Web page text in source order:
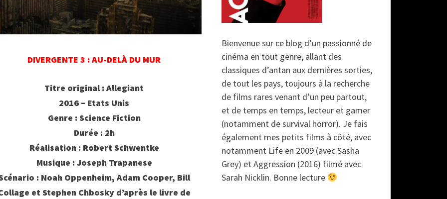
DIVERGENTE 3 : AU-DELÀ DU MUR
Titre original : Allegiant
2016 – Etats Unis
Genre : Science Fiction
Durée : 2h
Réalisation : Robert Schwentke
Musique : Joseph Trapanese
: Noah Oppenheim, Adam Cooper, Bill
et Stephen Chbosky d’après le livre de
Bienvenue sur ce blog d’un passionné de
cinéma en tout genre, allant des
classiques d’antan aux dernières sorties,
de tout les pays, toujours à la recherche
de films rares venant d’un peu partout,
et de temps en temps, lecteur et gamer
(notamment de survival horror). Je fais
également mes petits films à côté, avec
notamment Life en 2009 (avec Sasha
Grey) et Aggression (2016) filmé avec
Sarah Nicklin. Bonne lecture